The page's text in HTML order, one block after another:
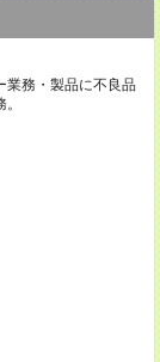
業務・製品に不良品